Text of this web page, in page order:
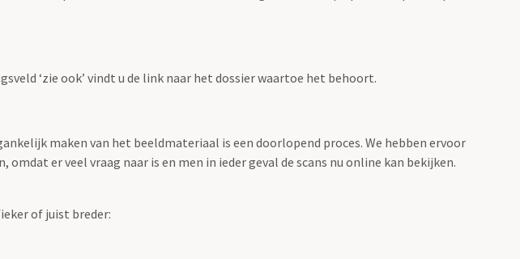
‘zie ook’ vindt u de link naar het dossier waartoe het behoort.
maken van het beeldmateriaal is een doorlopend proces. We hebben ervoor
er veel vraag naar is en men in ieder geval de scans nu online kan bekijken.
of juist breder: